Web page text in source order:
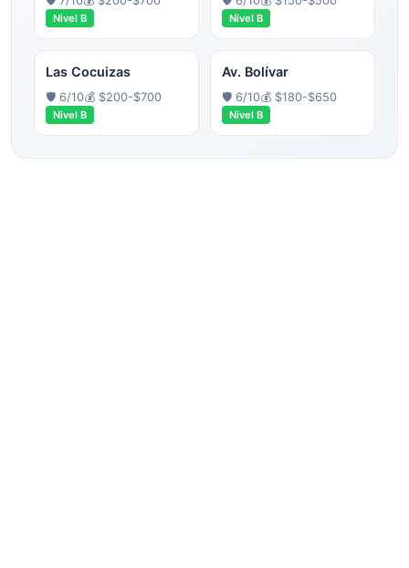
Nivel B Nivel B
Las Cocuizas
🛡️ 6/10💰 $200-$700
Nivel B
Av. Bolívar
🛡️ 6/10💰 $180-$650
Nivel B